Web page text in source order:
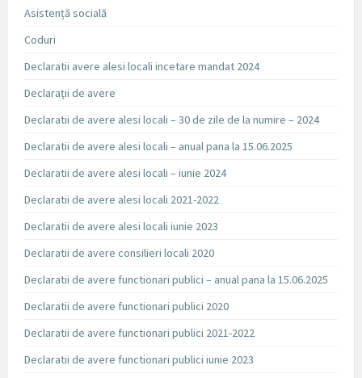
Asistență socială
Coduri
Declaratii avere alesi locali incetare mandat 2024
Declarații de avere
Declaratii de avere alesi locali – 30 de zile de la numire – 2024
Declaratii de avere alesi locali – anual pana la 15.06.2025
Declaratii de avere alesi locali – iunie 2024
Declaratii de avere alesi locali 2021-2022
Declaratii de avere alesi locali iunie 2023
Declaratii de avere consilieri locali 2020
Declaratii de avere functionari publici – anual pana la 15.06.2025
Declaratii de avere functionari publici 2020
Declaratii de avere functionari publici 2021-2022
Declaratii de avere functionari publici iunie 2023